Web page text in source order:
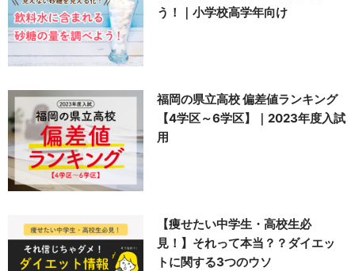
う！｜小学校高学年向け
福岡の県立高校 偏差値ランキング
【4学区～6学区】｜2023年度入試
用
【痩せたい中学生・高校生必
見！】それって本当？？ダイエッ
トに関する3つのウソ